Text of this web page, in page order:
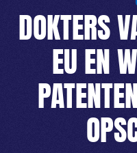
DOKTERS
EU EN